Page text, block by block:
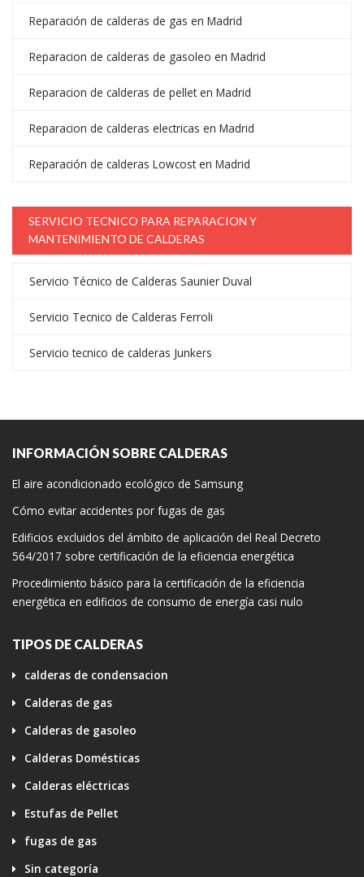
Reparación de calderas de gas en Madrid
Reparacion de calderas de gasoleo en Madrid
Reparacion de calderas de pellet en Madrid
Reparacion de calderas electricas en Madrid
Reparación de calderas Lowcost en Madrid
SERVICIO TECNICO PARA REPARACION Y
MANTENIMIENTO DE CALDERAS
Servicio Técnico de Calderas Saunier Duval
Servicio Tecnico de Calderas Ferroli
Servicio tecnico de calderas Junkers
INFORMACIÓN SOBRE CALDERAS
El aire acondicionado ecológico de Samsung
Cómo evitar accidentes por fugas de gas
Edificios excluidos del ámbito de aplicación del Real Decreto
564/2017 sobre certificación de la eficiencia energética
Procedimiento básico para la certificación de la eficiencia
energética en edificios de consumo de energía casi nulo
TIPOS DE CALDERAS
calderas de condensacion
Calderas de gas
Calderas de gasoleo
Calderas Domésticas
Calderas eléctricas
Estufas de Pellet
fugas de gas
Sin categoría